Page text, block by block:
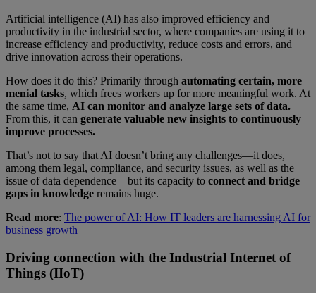
Artificial intelligence (AI) has also improved efficiency and
productivity in the industrial sector, where companies are using it to
increase efficiency and productivity, reduce costs and errors, and
drive innovation across their operations.
How does it do this? Primarily through automating certain, more
menial tasks, which frees workers up for more meaningful work. At
the same time, AI can monitor and analyze large sets of data.
From this, it can generate valuable new insights to continuously
improve processes.
That’s not to say that AI doesn’t bring any challenges—it does,
among them legal, compliance, and security issues, as well as the
issue of data dependence—but its capacity to connect and bridge
gaps in knowledge remains huge.
Read more: The power of AI: How IT leaders are harnessing AI for
business growth
Driving connection with the Industrial Internet of
Things (IIoT)